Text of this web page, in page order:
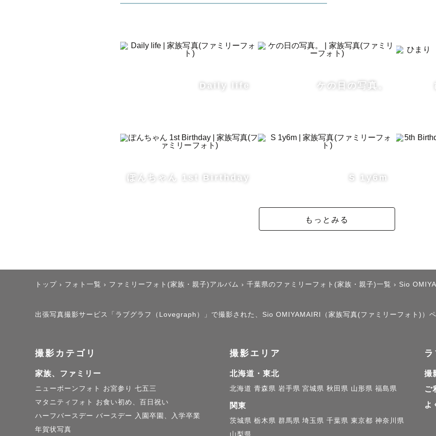
Daily life ケの日の写真。
ぽんちゃん 1st Birthday S 1y6m
もっとみる
トップ › フォト一覧 › ファミリーフォト(家族・親子)アルバム › 千葉県のファミリーフォト(家族・親子)一覧 › Sio
出張写真撮影サービス「ラブグラフ（Lovegraph）」で撮影された、Sio OMIYAMAIRI（家族写真(ファミリーフォト)）
撮影カテゴリ
家族、ファミリー
ニューボーンフォト お宮参り 七五三
マタニティフォト
お食い初め、百日祝い
ハーフバースデー バースデー
入園卒園、入学卒業
年賀状写真
撮影エリア
北海道・東北
北海道 青森県 岩手県 宮城県 秋田県 山形県 福島県
関東
茨城県 栃木県 群馬県 埼玉県 千葉県 東京都 神奈川県
山梨県
撮
ご
よ